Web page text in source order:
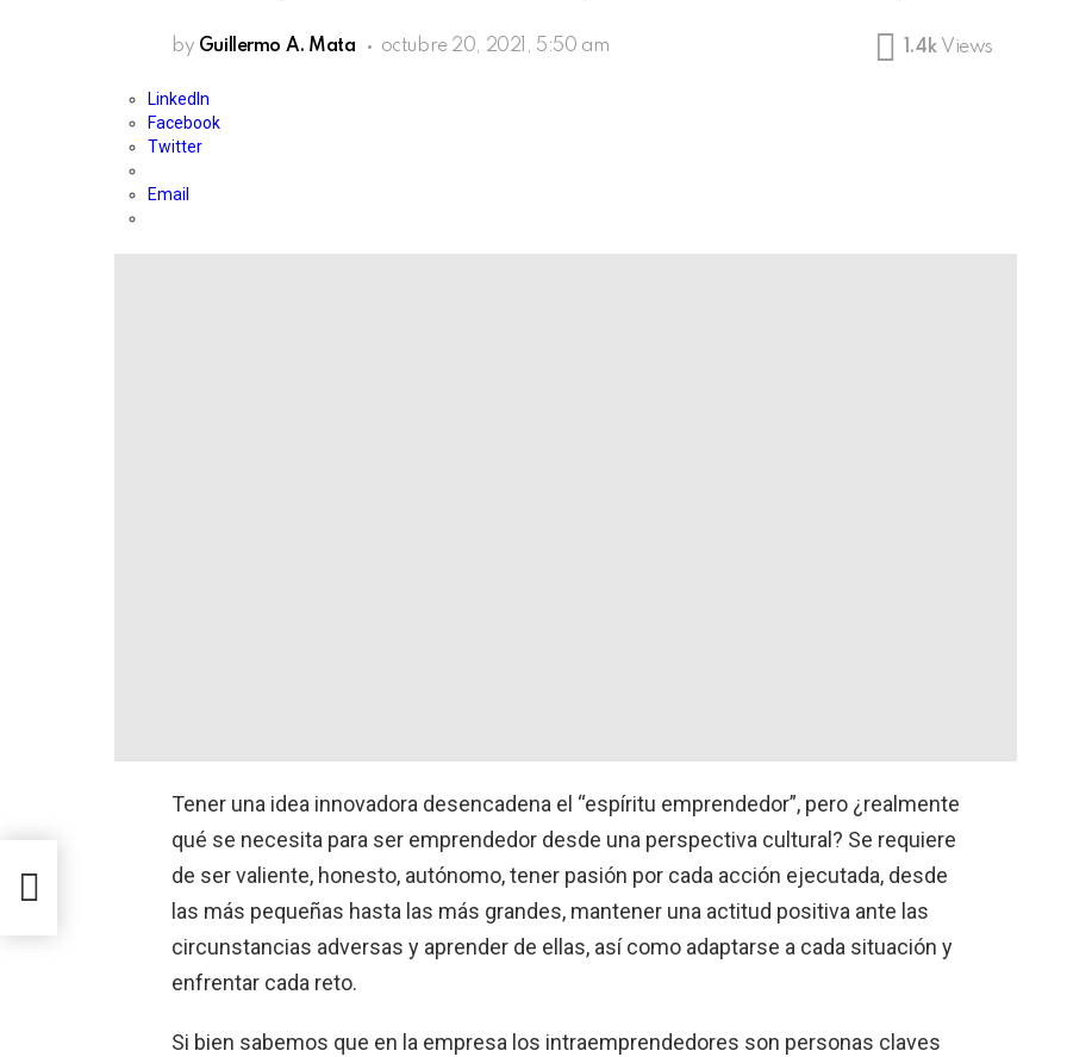
by Guillermo A. Mata octubre 20, 2021, 5:50 am 1.4k Views
LinkedIn
Facebook
Twitter
Email
Tener una idea innovadora desencadena el “espíritu emprendedor”, pero ¿realmente
qué se necesita para ser emprendedor desde una perspectiva cultural? Se requiere
de ser valiente, honesto, autónomo, tener pasión por cada acción ejecutada, desde
las más pequeñas hasta las más grandes, mantener una actitud positiva ante las
circunstancias adversas y aprender de ellas, así como adaptarse a cada situación y
enfrentar cada reto.
Si bien sabemos que en la empresa los intraemprendedores son personas claves